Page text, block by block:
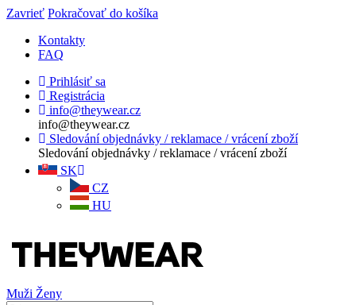
Zavrieť Pokračovať do košíka
Kontakty
FAQ
Prihlásiť sa
Registrácia
info@theywear.cz
info@theywear.cz
Sledování objednávky / reklamace / vrácení zboží
Sledování objednávky / reklamace / vrácení zboží
SK
CZ
HU
Muži Ženy